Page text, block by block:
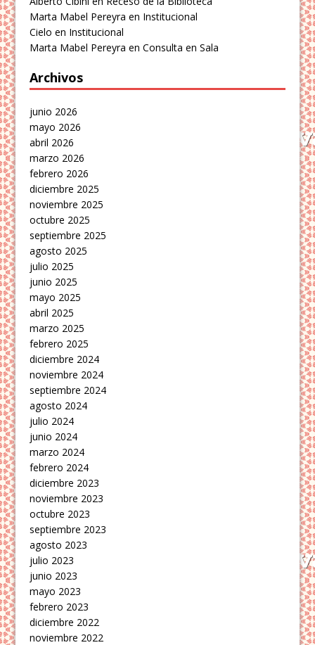
Marta Mabel Pereyra en Institucional
Cielo en Institucional
Marta Mabel Pereyra enConsulta en Sala
Archivos
junio 2026
mayo 2026
abril 2026
marzo 2026
febrero 2026
diciembre 2025
noviembre 2025
octubre 2025
septiembre 2025
agosto 2025
julio 2025
junio 2025
mayo 2025
abril 2025
marzo 2025
febrero 2025
diciembre 2024
noviembre 2024
septiembre 2024
agosto 2024
julio 2024
junio 2024
marzo 2024
febrero 2024
diciembre 2023
noviembre 2023
octubre 2023
septiembre 2023
agosto 2023
julio 2023
junio 2023
mayo 2023
febrero 2023
diciembre 2022
noviembre 2022